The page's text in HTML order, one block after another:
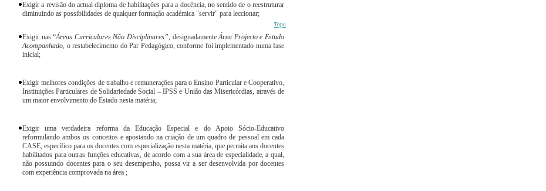
Exigir a revisão do actual diploma de habilitações para a docência, no sentido de o reestruturar
diminuindo as possibilidades de qualquer formação académica "servir" para leccionar;
Topo
Exigir nas “Áreas Curriculares Não Disciplinares”, designadamenteÁrea Projecto e Estudo
Acompanhado, o restabelecimento do Par Pedagógico, conforme foi implementado numa fase
inicial;
Exigir melhores condições de trabalho e remunerações para o Ensino Particular e Cooperativo,
Instituições Particulares de Solidariedade Social – IPSS e União das Misericórdias, através de
um maior envolvimento do Estado nesta matéria;
Exigir uma verdadeira reforma da Educação Especial e do Apoio Sócio-Educativo
reformulando ambos os conceitos e apostando na criação de um quadro de pessoal em cada
CASE, específico para os docentes com especialização nesta matéria, que permita aos docentes
habilitados para outras funções educativas, de acordo com a sua área de especialidade, a qual,
não possuindo docentes para o seu desempenho, possa vir a ser desenvolvida por docentes
com experiência comprovada na área ;